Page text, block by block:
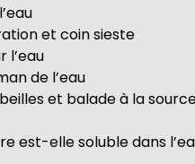
et coin sieste
l’eau
de l’eau
et balade à la
est-elle soluble dans